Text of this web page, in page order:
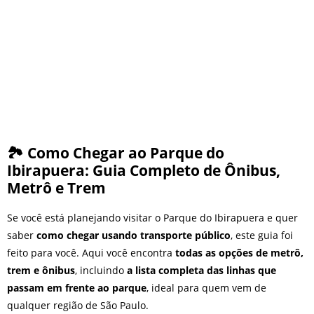
🏞️ Como Chegar ao Parque do
Ibirapuera: Guia Completo de Ônibus,
Metrô e Trem
Se você está planejando visitar o Parque do Ibirapuera e quer
saber como chegar usando transporte público, este guia foi
feito para você. Aqui você encontra todas as opções de metrô,
trem e ônibus, incluindo a lista completa das linhas que
passam em frente ao parque, ideal para quem vem de
qualquer região de São Paulo.